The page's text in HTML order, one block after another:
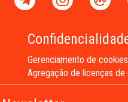
Gerenciamento de cookies
Agregação de licenças de